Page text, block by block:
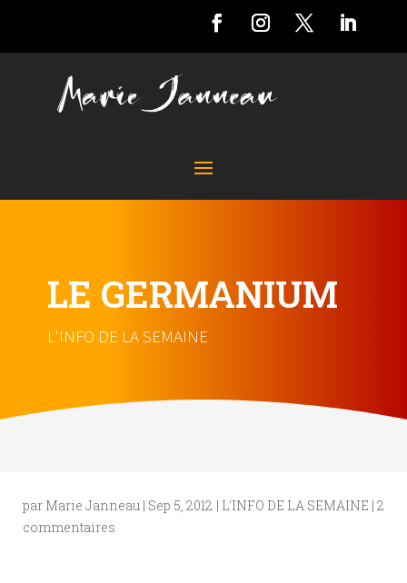
LE GERMANIUM
L'INFO DE LA SEMAINE
par Marie Janneau | Sep 5, 2012 | L'INFO DE LA SEMAINE |2
commentaires